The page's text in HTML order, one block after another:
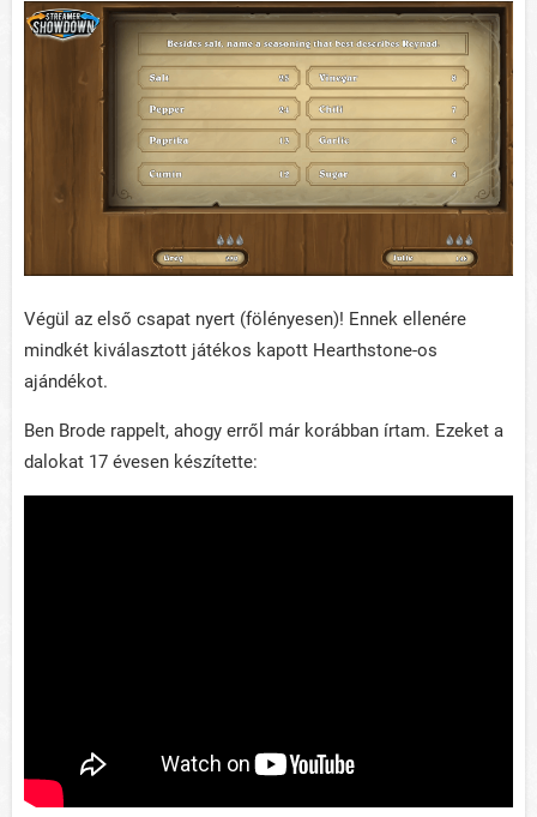
Végül az első csapat nyert (fölényesen)! Ennek ellenére
mindkét kiválasztott játékos kapott Hearthstone-os
ajándékot.
Ben Brode rappelt, ahogy erről már korábban írtam. Ezeket a
dalokat 17 évesen készítette: